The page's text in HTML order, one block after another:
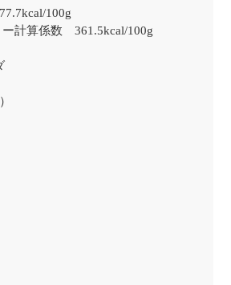
100g
ー計算係数 361.5kcal/100g